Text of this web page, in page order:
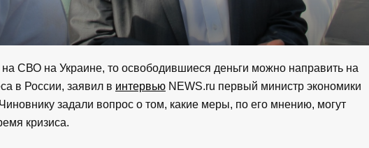
на СВО на Украине, то освободившиеся деньги можно направить на
в России, заявил в интервью NEWS.ru первый министр экономики
задали вопрос о том, какие меры, по его мнению, могут
кризиса.